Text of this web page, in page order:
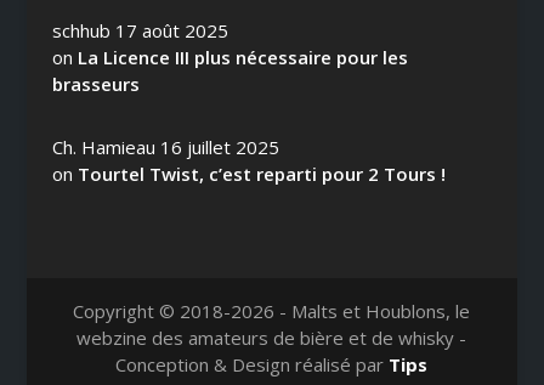
schhub 17 août 2025
on La Licence III plus nécessaire pour les
brasseurs
Ch. Hamieau 16 juillet 2025
on Tourtel Twist, c’est reparti pour 2 Tours !
Copyright © 2018-2026 - Malts et Houblons, le
webzine des amateurs de bière et de whisky -
Conception & Design réalisé par Tips